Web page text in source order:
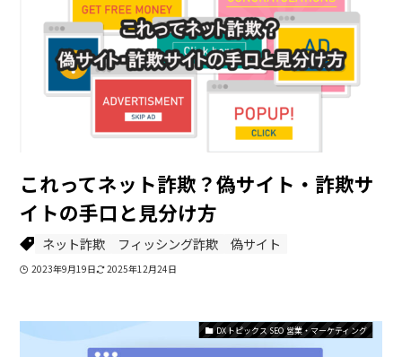
これってネット詐欺？偽サイト・詐欺サ
イトの手口と見分け方
ネット詐欺 フィッシング詐欺 偽サイト
2023年9月19日 2025年12月24日
DXトピックス SEO 営業・マーケティング